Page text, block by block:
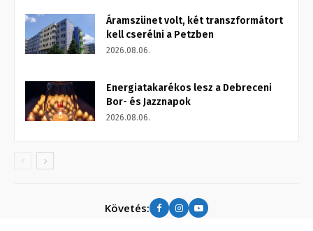
Áramszünet volt, két transzformátort
kell cserélni a Petzben
2026.08.06.
Energiatakarékos lesz a Debreceni
Bor- és Jazznapok
2026.08.06.
Követés: